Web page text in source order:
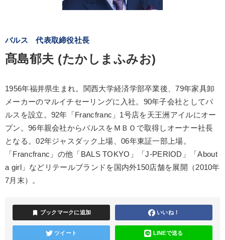
バルス 代表取締役社長
髙島郁夫 (たかしまふみお)
1956年福井県生まれ。関西大学経済学部卒業後、79年家具卸
メーカーのマルイチセーリングに入社。90年子会社としてバ
ルスを設立。92年「Francfranc」1号店を天王洲アイルにオー
プン。96年親会社からバルスをＭＢＯで取得しオーナー社長
となる。02年ジャスダック上場、06年東証一部上場。
「Francfranc」の他「BALS TOKYO」「J-PERIOD」「About
a girl」などリテールブランドを国内外150店舗を展開（2010年
7月末）。
bookmark ブックマークに追加 いいね！
ツイート LINEで送る